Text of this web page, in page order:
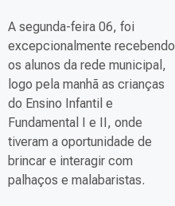
A segunda-feira 06, foi
excepcionalmente recebendo
os alunos da rede municipal,
logo pela manhã as crianças
do Ensino Infantil e
Fundamental I e II, onde
tiveram a oportunidade de
brincar e interagir com
palhaços e malabaristas.